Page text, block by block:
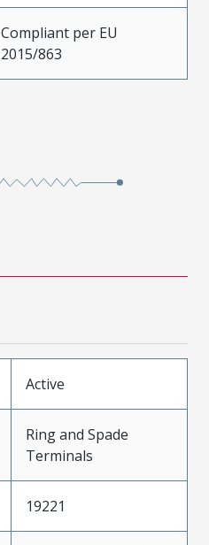
Compliant per EU
2015/863
Active
Ring and Spade
Terminals
19221